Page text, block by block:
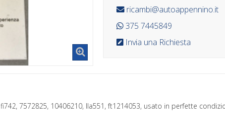
ricambi@autoappennino.it
375 7445849
Invia una Richiesta
7572825, 10406210, lla551, ft1214053, usato in perfette